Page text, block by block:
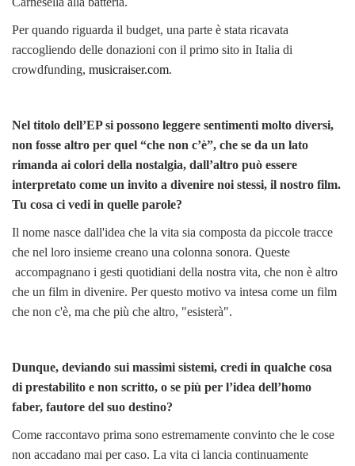
Per quando riguarda il budget, una parte è stata ricavata
raccogliendo delle donazioni con il primo sito in Italia di
crowdfunding, musicraiser.com.
Nel titolo dell’EP si possono leggere sentimenti molto diversi,
non fosse altro per quel “che non c’è”, che se da un lato
rimanda ai colori della nostalgia, dall’altro può essere
interpretato come un invito a divenire noi stessi, il nostro film.
Tu cosa ci vedi in quelle parole?
Il nome nasce dall'idea che la vita sia composta da piccole tracce
che nel loro insieme creano una colonna sonora. Queste
accompagnano i gesti quotidiani della nostra vita, che non è altro
che un film in divenire. Per questo motivo va intesa come un film
che non c'è, ma che più che altro, "esisterà".
Dunque, deviando sui massimi sistemi, credi in qualche cosa
di prestabilito e non scritto, o se più per l’idea dell’homo
faber, fautore del suo destino?
Come raccontavo prima sono estremamente convinto che le cose
non accadano mai per caso. La vita ci lancia continuamente